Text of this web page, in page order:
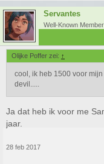
Servantes
Well-Known Member
Olijke Poffer zei: ↑
cool, ik heb 1500 voor
devil.....
Ja dat heb ik voor me
jaar.
28 feb 2017